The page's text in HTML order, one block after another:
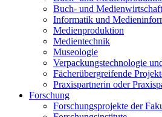
Buch- und Medienwirtschaft
Informatik und
Medienproduktion
Medientechnik
Museologie
Verpackungstechnologie
Fächerübergreifende
Praxispartnerin oder
Forschung
Forschungsprojekte der